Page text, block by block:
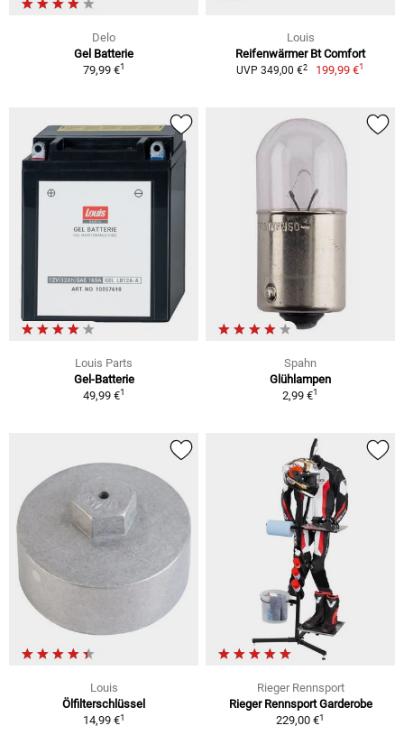
Delo
Gel Batterie
79,99 €1
Louis
Reifenwärmer Bt Comfort
UVP 349,00 €2 199,99 €1
Louis Parts
Gel-Batterie
49,99 €1
Spahn
Glühlampen
2,99 €1
Louis
Ölfilterschlüssel
14,99 €1
Rieger Rennsport
Rieger Rennsport Garderobe
229,00 €1